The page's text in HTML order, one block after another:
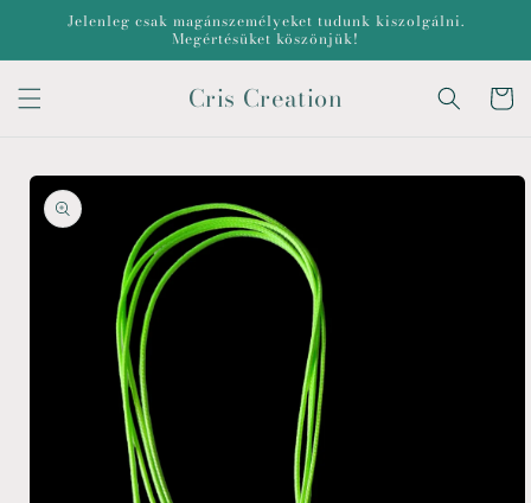
Ugrás aJelenleg csak magánszemélyeket tudunk kiszolgálni.
Megértésüket köszönjük!
Cris Creation Kosár
Kihagyás, és
ugrás a
termékadatokra